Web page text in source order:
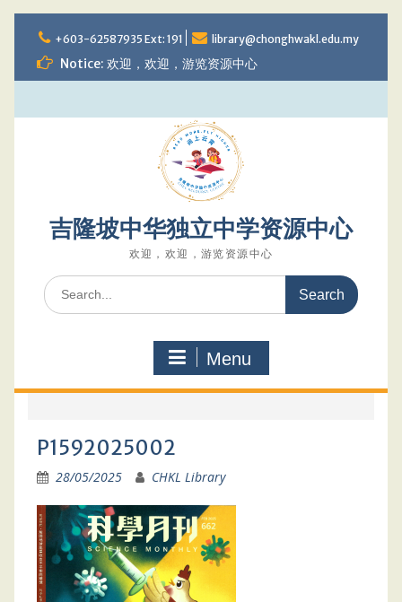
to
content
+603-62587935 Ext: 191 library@chonghwakl.edu.my
Notice: 欢迎，欢迎，游览资源中心
吉隆坡中华独立中学资源中心
欢迎，欢迎，游览资源中心
Search
for:
Menu
P1592025002
28/05/2025 CHKL Library